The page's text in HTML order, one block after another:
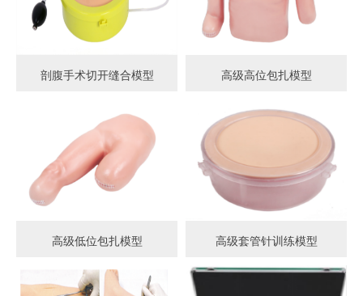
剖腹手术切开缝合模型 高级高位包扎模型
高级低位包扎模型 高级套管针训练模型